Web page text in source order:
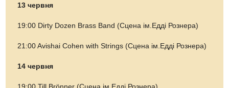
13 червня
19:00 Dirty Dozen Brass Band (Сцена ім.Едді Рознера)
21:00 Avishai Cohen with Strings (Сцена ім.Едді Рознера)
14 червня